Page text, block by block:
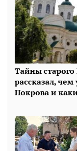
Тайны
рассказал,
Покрова и